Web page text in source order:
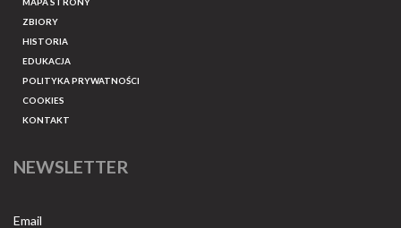
ZBIORY
HISTORIA
EDUKACJA
POLITYKA PRYWATNOŚCI
COOKIES
KONTAKT
NEWSLETTER
Email